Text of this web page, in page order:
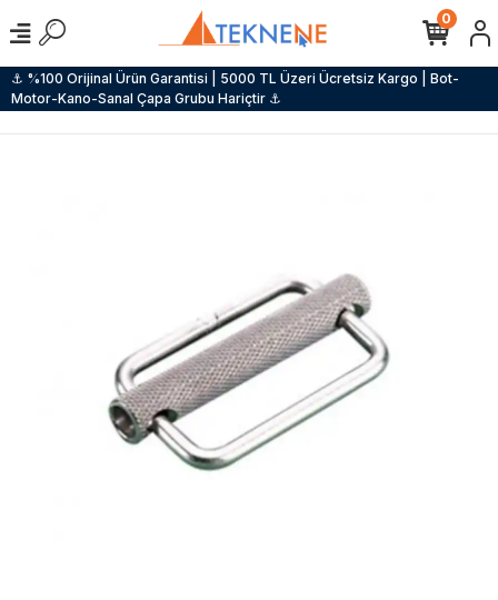
⚓ %100 Orijinal Ürün Garantisi | 5000 TL Üzeri Ücretsiz Kargo | Bot-
Motor-Kano-Sanal Çapa Grubu Hariçtir ⚓
0